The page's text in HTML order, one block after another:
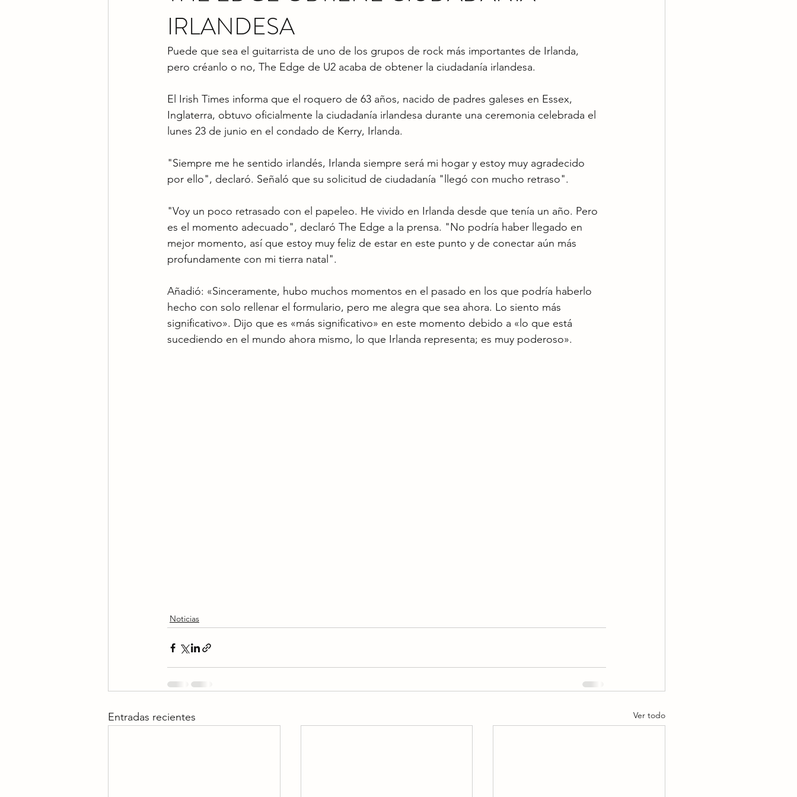
IRLANDESA
Puede que sea el guitarrista de uno de los grupos de rock más importantes de Irlanda,
pero créanlo o no, The Edge de U2 acaba de obtener la ciudadanía irlandesa.
El Irish Times informa que el roquero de 63 años, nacido de padres galeses en Essex,
Inglaterra, obtuvo oficialmente la ciudadanía irlandesa durante una ceremonia celebrada el
lunes 23 de junio en el condado de Kerry, Irlanda.
"Siempre me he sentido irlandés, Irlanda siempre será mi hogar y estoy muy agradecido
por ello", declaró. Señaló que su solicitud de ciudadanía "llegó con mucho retraso".
"Voy un poco retrasado con el papeleo. He vivido en Irlanda desde que tenía un año. Pero
es el momento adecuado", declaró The Edge a la prensa. "No podría haber llegado en
mejor momento, así que estoy muy feliz de estar en este punto y de conectar aún más
profundamente con mi tierra natal".
Añadió: «Sinceramente, hubo muchos momentos en el pasado en los que podría haberlo
hecho con solo rellenar el formulario, pero me alegra que sea ahora. Lo siento más
significativo». Dijo que es «más significativo» en este momento debido a «lo que está
sucediendo en el mundo ahora mismo, lo que Irlanda representa; es muy poderoso».
Noticias
Entradas recientes Ver todo